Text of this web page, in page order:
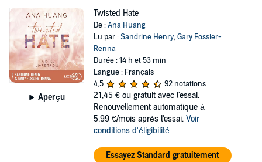
Aperçu
Twisted Hate
De :Ana Huang
Lu par :Sandrine Henry,Gary Fossier-
Renna
Durée : 14 h et 53 min
Langue : Français
4,5
92 notations
21,45 € ou gratuit avec l'essai.
Renouvellement automatique à
5,99 €/mois après l'essai. Voir
conditions d'éligibilité
Essayez Standard gratuitement